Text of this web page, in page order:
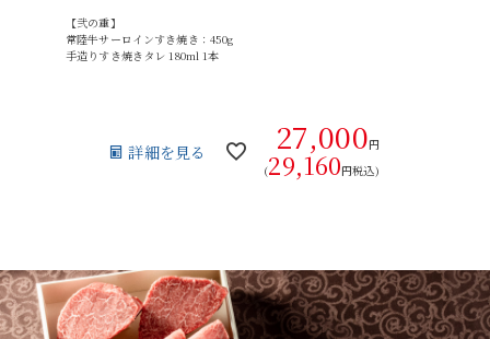
【弐の重】
常陸牛サーロインすき焼き：450g
手造りすき焼きタレ 180ml 1本
詳細を見る 27,000円
(29,160円税込)